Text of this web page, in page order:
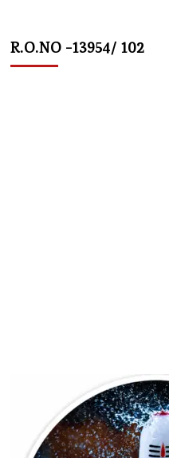
R.O.NO -13954/ 102